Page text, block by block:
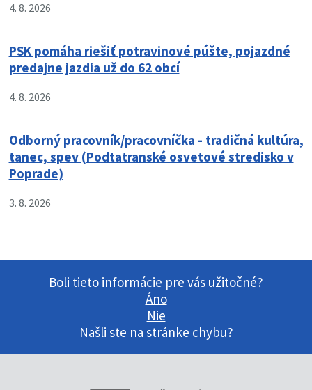
4. 8. 2026
PSK pomáha riešiť potravinové púšte, pojazdné
predajne jazdia už do 62 obcí
4. 8. 2026
Odborný pracovník/pracovníčka - tradičná kultúra,
tanec, spev (Podtatranské osvetové stredisko v
Poprade)
3. 8. 2026
Boli tieto informácie pre vás užitočné?
Áno
Nie
Našli ste na stránke chybu?